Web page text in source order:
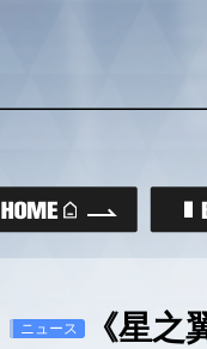
ニュース 《星之